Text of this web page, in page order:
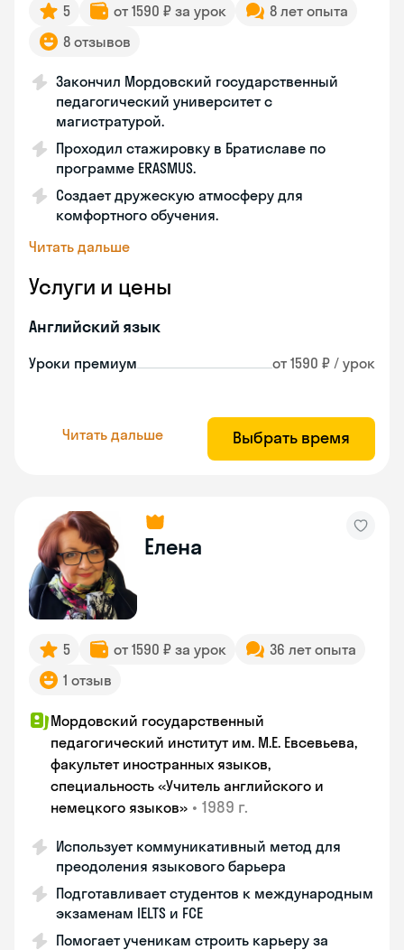
5 от 1590 ₽ за урок
8 лет опыта
8 отзывов
Закончил Мордовский государственный
педагогический университет с
магистратурой.
Проходил стажировку в Братиславе по
программе ERASMUS.
Создает дружескую атмосферу для
комфортного обучения.
Читать дальше
Услуги и цены
Английский язык
Уроки премиум от 1590 ₽ / урок
Читать дальше Выбрать время
Елена
5 от 1590 ₽ за урок
36 лет опыта
1 отзыв
Мордовский государственный
педагогический институт им. М.Е. Евсевьева,
факультет иностранных языков,
специальность «Учитель английского и
немецкого языков» • 1989 г.
Использует коммуникативный метод для
преодоления языкового барьера
Подготавливает студентов к международным
экзаменам IELTS и FCE
Помогает ученикам строить карьеру за